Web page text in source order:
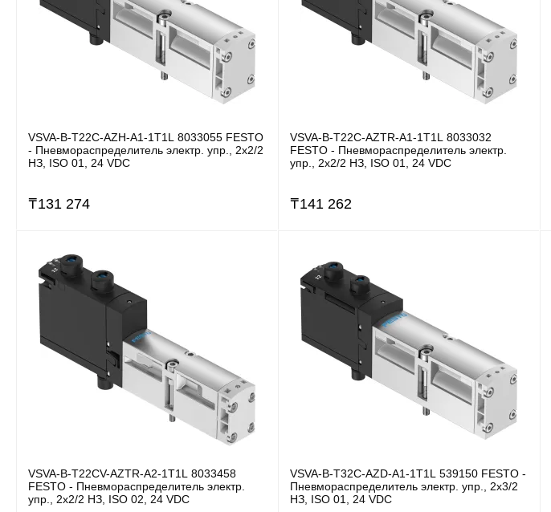
VSVA-B-T22C-AZH-A1-1T1L 8033055 FESTO
- Пневмораспределитель электр. упр., 2x2/2
НЗ, ISO 01, 24 VDC
₸131 274
VSVA-B-T22C-AZTR-A1-1T1L 8033032
FESTO - Пневмораспределитель электр.
упр., 2x2/2 НЗ, ISO 01, 24 VDC
₸141 262
VSVA-B-T22CV-AZTR-A2-1T1L 8033458
FESTO - Пневмораспределитель электр.
упр., 2x2/2 НЗ, ISO 02, 24 VDC
VSVA-B-T32C-AZD-A1-1T1L 539150 FESTO -
Пневмораспределитель электр. упр., 2x3/2
НЗ, ISO 01, 24 VDC